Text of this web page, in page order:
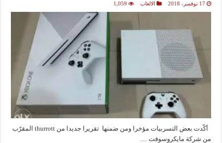
17 نوفمبر، 2018 الالعاب 1,059
أكّدت بعض التسربيات مؤخرا ومن ضمنها تقريرا جديدا من thurrott المقرّب
من شركة مايكروسوفت …